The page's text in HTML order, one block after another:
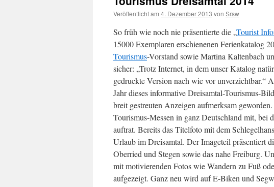
Veröffentlicht am 4. Dezember 2013 von Srsw
So früh wie noch nie präsentierte die „Tourist
15000 Exemplaren erschienenen Ferienkatalog
Tourismus-Vorstand sowie Martina Kaltenbach
sicher: „Trotz Internet, in dem unser Katalog
gedruckte Version nach wie vor unverzichtbar.“
Jahr dieses informative Dreisamtal-Tourismus-
breit gestreuten Anzeigen aufmerksam
Tourismus-Messen in ganz Deutschland mit, bei
auftrat. Bereits das Titelfoto mit dem
Urlaub im Dreisamtal. Der Imageteil präsentiert
Oberried und Stegen sowie das nahe Freiburg.
mit motivierenden Fotos wie Wandern zu Fuß
aufgezeigt. Ganz neu wird auf E-Biken und